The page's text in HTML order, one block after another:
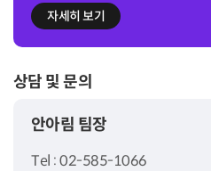
자세히 보기
상담 및 문의
안아림 팀장
Tel : 02-585-1066